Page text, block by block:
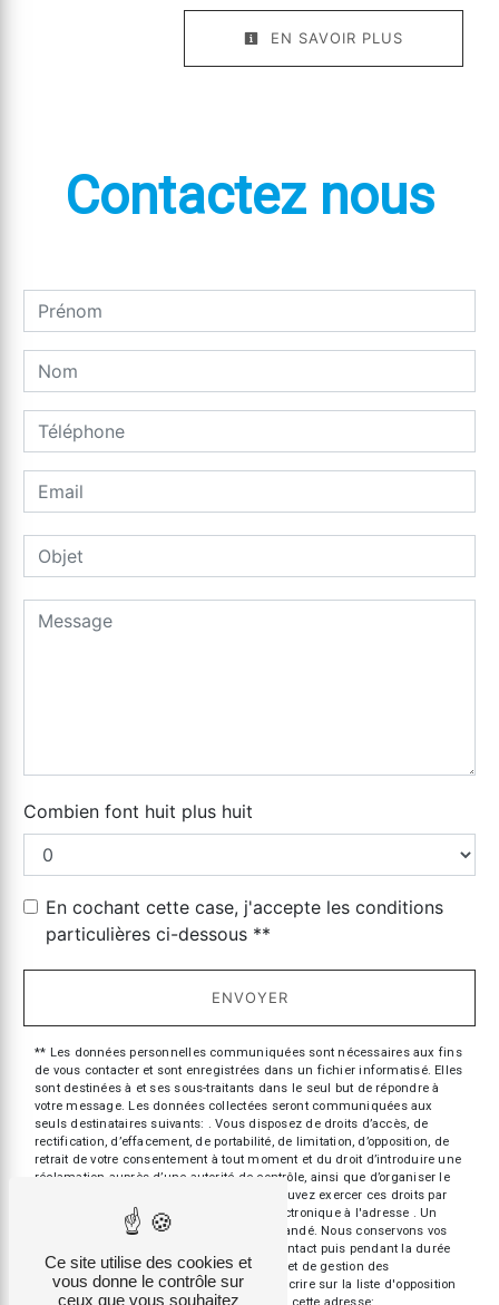
EN SAVOIR PLUS
Contactez nous
Combien font huit plus huit
En cochant cette case, j'accepte les conditions
particulières ci-dessous **
ENVOYER
** Les données personnelles communiquées sont nécessaires aux fins
de vous contacter et sont enregistrées dans un fichier informatisé. Elles
sont destinées à et ses sous-traitants dans le seul but de répondre à
votre message. Les données collectées seront communiquées aux
seuls destinataires suivants: . Vous disposez de droits d’accès, de
rectification, d’effacement, de portabilité, de limitation, d’opposition, de
retrait de votre consentement à tout moment et du droit d’introduire une
réclamation auprès d’une autorité de contrôle, ainsi que d’organiser le
sort de vos données post-mortem. Vous pouvez exercer ces droits par
voie postale à l'adresse ou par courrier électronique à l'adresse . Un
justificatif d'identité pourra vous être demandé. Nous conservons vos
données pendant la période de prise de contact puis pendant la durée
de prescription légale aux fins probatoires et de gestion des
contentieux. Vous avez le droit de vous inscrire sur la liste d'opposition
Ce site utilise des cookies et
vous donne le contrôle sur
ceux que vous souhaitez